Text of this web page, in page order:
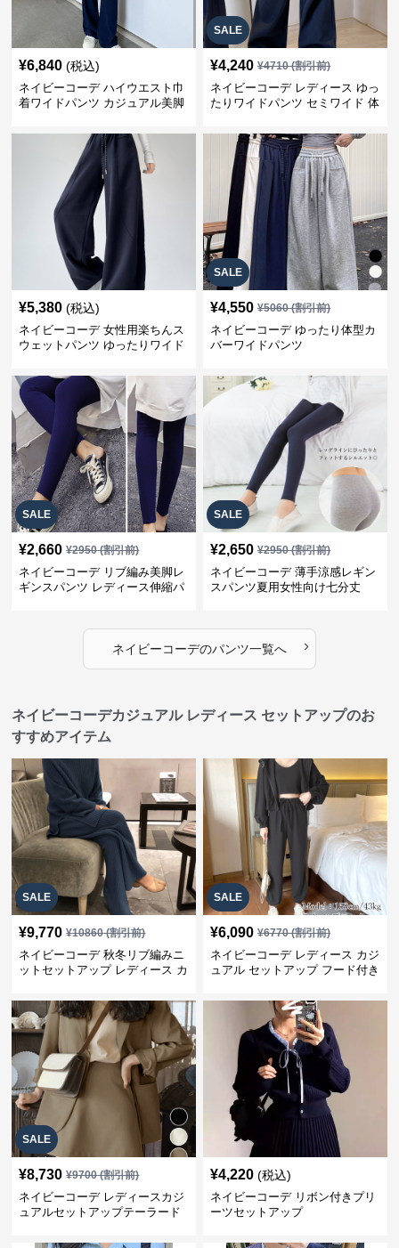
¥6,840 (税込)
ネイビーコーデ ハイウエスト巾
着ワイドパンツ カジュアル美脚
SALE
¥4,240 ¥4710(割引前)
ネイビーコーデ レディース ゆっ
たりワイドパンツ セミワイド 体
¥5,380 (税込)
ネイビーコーデ 女性用楽ちんス
ウェットパンツ ゆったりワイド
SALE
¥4,550 ¥5060(割引前)
ネイビーコーデ ゆったり体型カ
バーワイドパンツ
SALE
¥2,660 ¥2950(割引前)
ネイビーコーデ リブ編み美脚レ
ギンスパンツ レディース伸縮パ
SALE
¥2,650 ¥2950(割引前)
ネイビーコーデ 薄手涼感レギン
スパンツ夏用女性向け七分丈
ネイビーコーデのパンツ一覧へ ›
ネイビーコーデカジュアル レディース セットアップのお
すすめアイテム
SALE
¥9,770 ¥10860(割引前)
ネイビーコーデ 秋冬リブ編みニ
ットセットアップ レディース カ
SALE
¥6,090 ¥6770(割引前)
ネイビーコーデ レディース カジ
ュアル セットアップ フード付き
SALE
¥8,730 ¥9700(割引前)
ネイビーコーデ レディースカジ
ュアルセットアップテーラード
¥4,220 (税込)
ネイビーコーデ リボン付きプリ
ーツセットアップ